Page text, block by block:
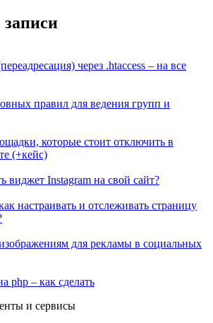
через .htaccess – на все
правил для ведения групп и
которые стоит отключить в
(+кейс)
виджет Instagram на свой сайт?
настраивать и отслеживать страницу
для рекламы в социальных
php – как сделать
и сервисы